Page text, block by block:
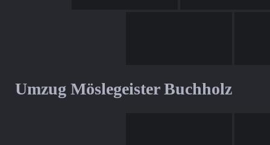
Umzug Möslegeister Buchholz